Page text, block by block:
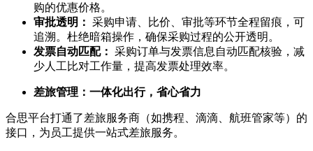
购的优惠价格。
审批透明： 采购申请、比价、审批等环节全程留痕，可
追溯。杜绝暗箱操作，确保采购过程的公开透明。
发票自动匹配： 采购订单与发票信息自动匹配核验，减
少人工比对工作量，提高发票处理效率。
差旅管理：一体化出行，省心省力
合思平台打通了差旅服务商（如携程、滴滴、航班管家等）的
接口，为员工提供一站式差旅服务。